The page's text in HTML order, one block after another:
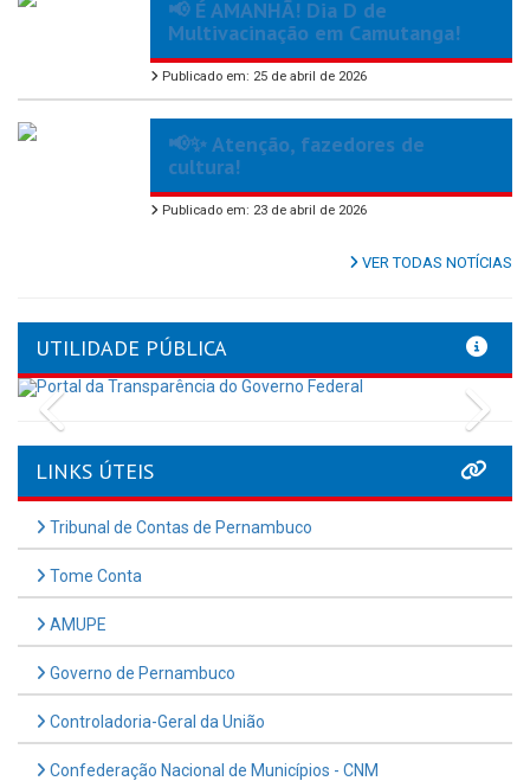
📢 É AMANHÃ! Dia D de
Multivacinação em Camutanga!
Publicado em: 25 de abril de 2026
📢✨ Atenção, fazedores de
cultura!
Publicado em: 23 de abril de 2026
VER TODAS NOTÍCIAS
UTILIDADE PÚBLICA
Previous
LINKS ÚTEIS
Tribunal de Contas de Pernambuco
Tome Conta
AMUPE
Governo de Pernambuco
Controladoria-Geral da União
Confederação Nacional de Municípios - CNM